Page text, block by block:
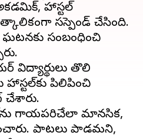
హాస్టల్
సస్పెండ్ చేసింది.
సంబంధించి
విద్యార్థులు తొలి
హాస్టల్‌కు పిలిపించి
చేశారు.
గాయపరిచేలా మానసిక,
పాటలు పాడమని,